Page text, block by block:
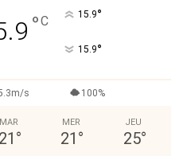
°C 15.9°
15.9°
s 100%
MAR
21 °
MER
21 °
JEU
25°